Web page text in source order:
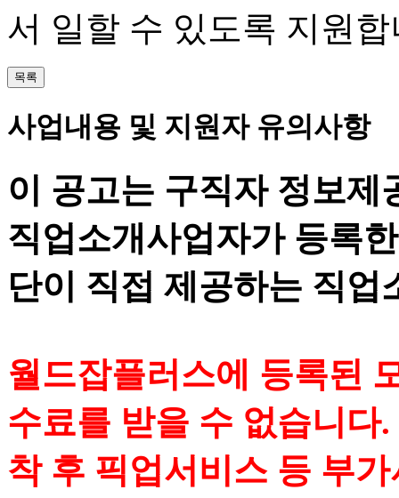
서 일할 수 있도록 지원합
목록
사업내용 및 지원자 유의사항
이 공고는 구직자 정보
직업소개사업자가 등록
단이 직접 제공하는 직업
월드잡플러스에 등록된
수료를 받을 수 없습니다
착 후 픽업서비스 등 부